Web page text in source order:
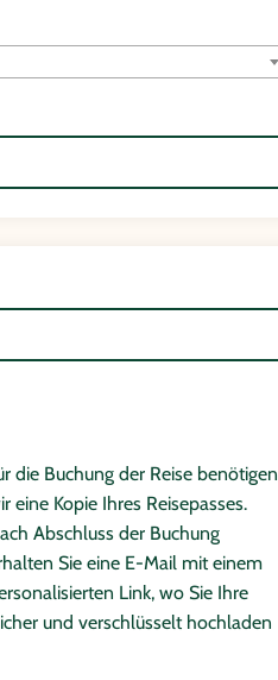
die Buchung der Reise benötigen
eine Kopie Ihres Reisepasses.
Abschluss der Buchung
Sie eine E-Mail mit einem
Link, wo Sie Ihre
und verschlüsselt hochladen